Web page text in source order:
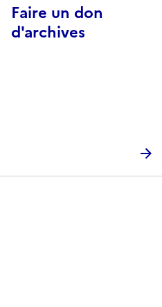
Faire un don
d'archives